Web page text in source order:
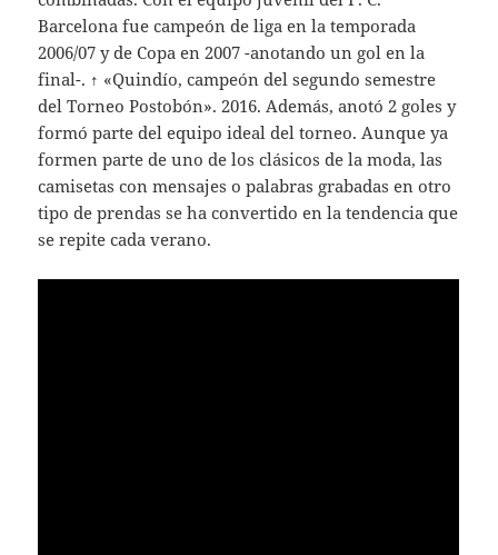
Barcelona fue campeón de liga en la temporada
2006/07 y de Copa en 2007 -anotando un gol en la
final-. ↑ «Quindío, campeón del segundo semestre
del Torneo Postobón». 2016. Además, anotó 2 goles y
formó parte del equipo ideal del torneo. Aunque ya
formen parte de uno de los clásicos de la moda, las
camisetas con mensajes o palabras grabadas en otro
tipo de prendas se ha convertido en la tendencia que
se repite cada verano.